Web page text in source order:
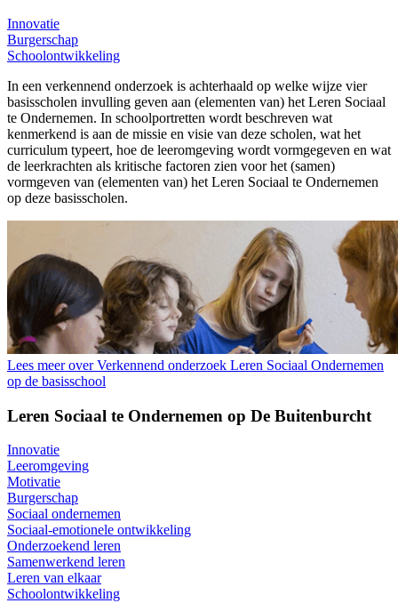
Innovatie
Burgerschap
Schoolontwikkeling
In een verkennend onderzoek is achterhaald op welke wijze vier
basisscholen invulling geven aan (elementen van) het Leren Sociaal
te Ondernemen. In schoolportretten wordt beschreven wat
kenmerkend is aan de missie en visie van deze scholen, wat het
curriculum typeert, hoe de leeromgeving wordt vormgegeven en wat
de leerkrachten als kritische factoren zien voor het (samen)
vormgeven van (elementen van) het Leren Sociaal te Ondernemen
op deze basisscholen.
Lees meer over Verkennend onderzoek Leren Sociaal Ondernemen
op de basisschool
Leren Sociaal te Ondernemen op De Buitenburcht
Innovatie
Leeromgeving
Motivatie
Burgerschap
Sociaal ondernemen
Sociaal-emotionele ontwikkeling
Onderzoekend leren
Samenwerkend leren
Leren van elkaar
Schoolontwikkeling